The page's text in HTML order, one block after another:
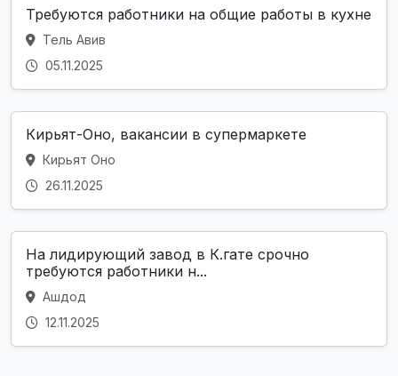
Требуются работники на общие работы в кухне
Тель Авив
05.11.2025
Кирьят-Оно, вакансии в супермаркете
Кирьят Оно
26.11.2025
На лидирующий завод в К.гате срочно
требуются работники н...
Ашдод
12.11.2025